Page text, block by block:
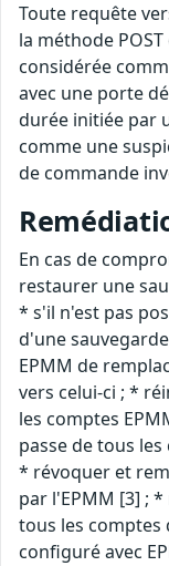
Toute requête
la méthode
considérée
avec une porte
durée initiée par
comme une
de commande
En cas de
restaurer une
* s'il n'est pas
d'une
EPMM de
vers celui-ci ; *
les comptes
passe de tous les
* révoquer et
par l'EPMM [3] ;
tous les comptes
configuré avec